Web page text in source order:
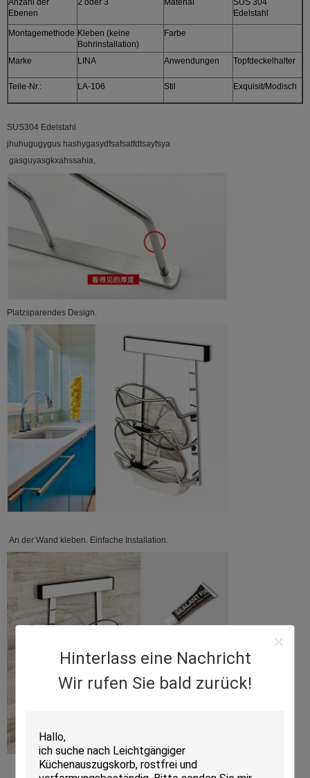
Hinterlass eine Nachricht
Wir rufen Sie bald zurück!
Anzahl der
Ebenen
2 oder 3 Material
SUS 304
Edelstahl
Montagemethode Kleben (keine
Bohrinstallation)
Farbe
Marke LINA Anwendungen Topfdeckelhalter
Teile-Nr.: LA-106 Stil Exquisit/Modisch
SUS304 Edelstahl
jhuhugugygus hashygasydfsafsatfdtsayfsya
gasguyasgkxahssahia,
Platzsparendes Design.
An der Wand kleben. Einfache Installation.